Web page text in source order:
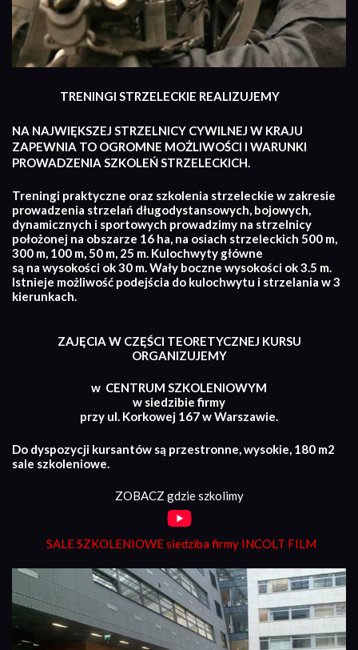
TRENINGI STRZELECKIE REALIZUJEMY
NA NAJWIĘKSZEJ STRZELNICY CYWILNEJ W KRAJU
ZAPEWNIA TO OGROMNE MOŻLIWOŚCI I WARUNKI
PROWADZENIA SZKOLEŃ STRZELECKICH.
Treningi praktyczne oraz szkolenia strzeleckie w zakresie
prowadzenia strzelań długodystansowych, bojowych,
dynamicznych i sportowych prowadzimy na strzelnicy
położonej na obszarze 16 ha, na osiach strzeleckich 500 m,
300 m, 100 m, 50 m, 25 m. Kulochwyty główne
są na wysokości ok 30 m. Wały boczne wysokości ok 3.5 m.
Istnieje możliwość podejścia do kulochwytu i strzelania w 3
kierunkach.
ZAJĘCIA W CZĘŚCI TEORETYCZNEJ KURSU
ORGANIZUJEMY
w CENTRUM SZKOLENIOWYM
w siedzibie firmy
przy ul. Korkowej 167 w Warszawie.
Do dyspozycji kursantów są przestronne, wysokie, 180 m2
sale szkoleniowe.
ZOBACZ gdzie szkolimy
SALE SZKOLENIOWE siedziba firmy INCOLT FILM